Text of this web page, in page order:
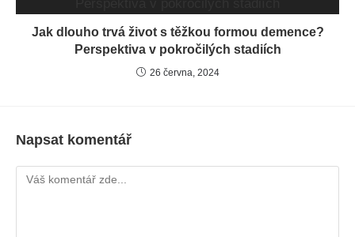
Jak dlouho trvá život s těžkou formou demence?
Perspektiva v pokročilých stadiích
26 června, 2024
Napsat komentář